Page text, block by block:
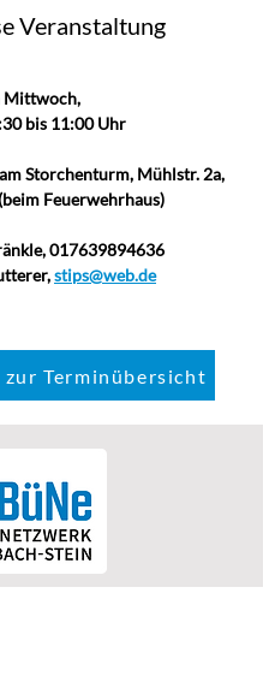
Veranstaltung
Mittwoch,
11:00 Uhr
Storchenturm, Mühlstr. 2a,
Feuerwehrhaus)
017639894636
stips@web.de
zur Terminübersicht